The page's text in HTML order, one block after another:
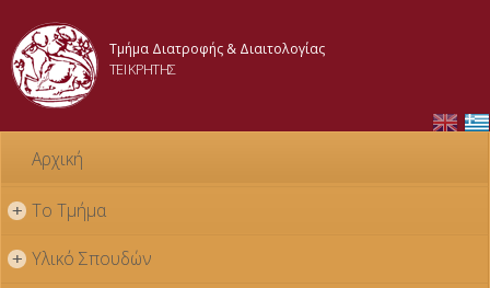
κυρίως
Τμήμα Διατροφής & Διαιτολογίας
ΤΕΙ ΚΡΗΤΗΣ
Αρχική
+ Το Τμήμα
+ Υλικό Σπουδών